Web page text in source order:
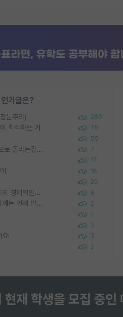
기글은?
문주의) 280
착각하는 거 79
55
왜 후배가 못하는걸 교수님은 내 책임으로 돌리는걸까요? 7
17
16
20
박사진학하기에 2억은 괜찮은 (?) 정도의 경제력인가요 8
타대학원 컨텍 준비중인데, 지도교수님께는 언제 말씀드려야 할까요? 2
2
3
요! 3
2